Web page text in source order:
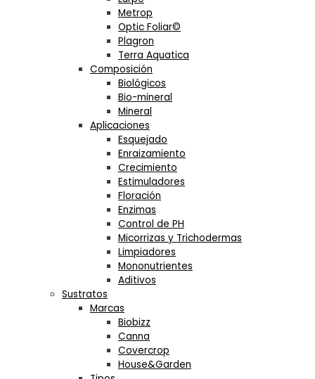
Metrop
Optic Foliar©
Plagron
Terra Aquatica
Composición
Biológicos
Bio-mineral
Mineral
Aplicaciones
Esquejado
Enraizamiento
Crecimiento
Estimuladores
Floración
Enzimas
Control de PH
Micorrizas y Trichodermas
Limpiadores
Mononutrientes
Aditivos
Sustratos
Marcas
Biobizz
Canna
Covercrop
House&Garden